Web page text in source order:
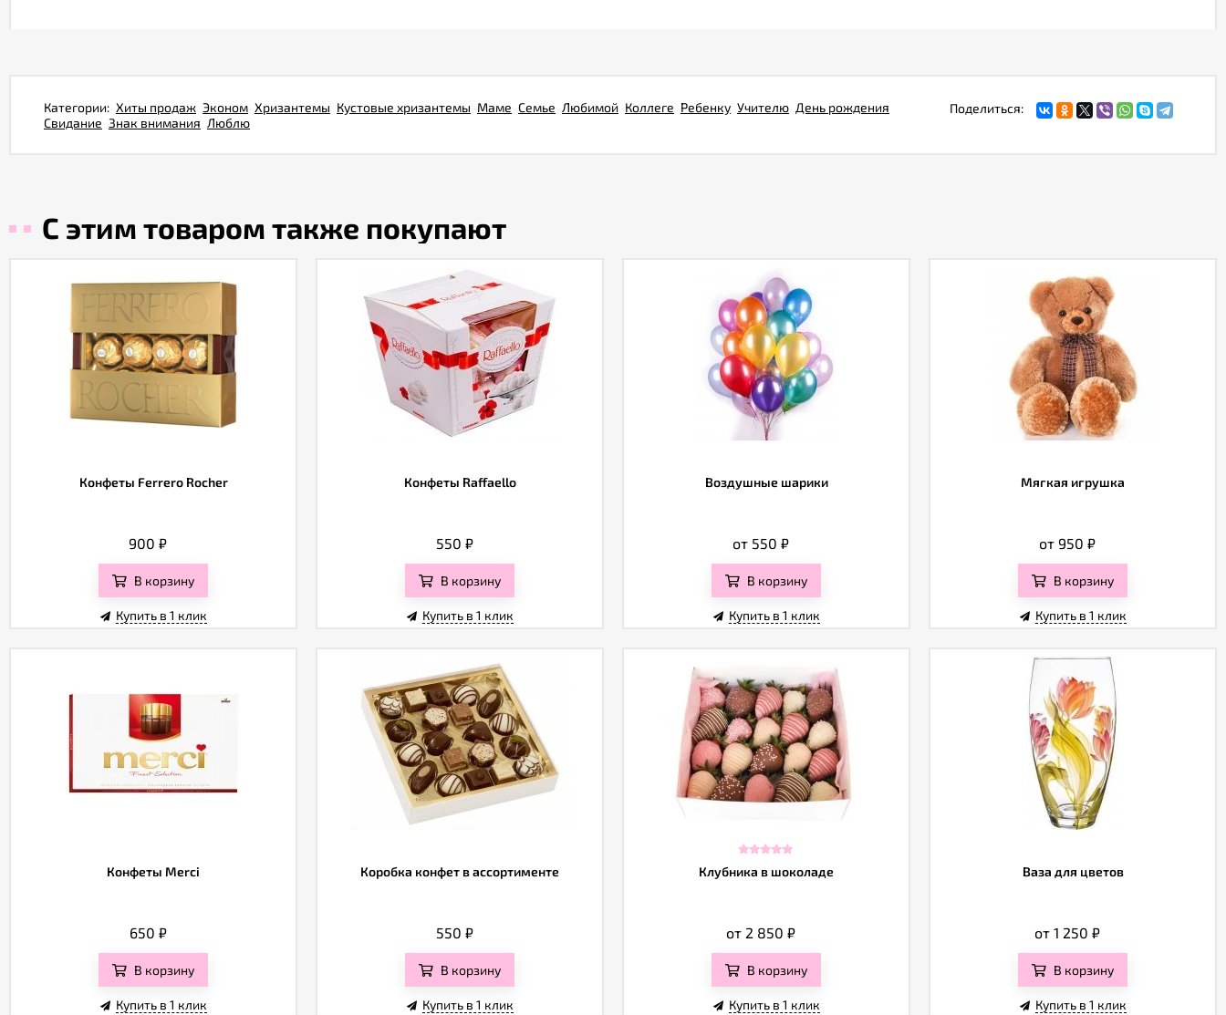
Поделиться:
Категории: Хиты продаж Эконом Хризантемы Кустовые хризантемы Маме Семье Любимой Коллеге Ребенку Учителю День рождения
Свидание Знак внимания Люблю
С этим товаром также покупают
Конфеты Ferrero Rocher
900 ₽
В корзину
Купить в 1 клик
Конфеты Raffaello
550 ₽
В корзину
Купить в 1 клик
Воздушные шарики
от 550 ₽
В корзину
Купить в 1 клик
Мягкая игрушка
от 950 ₽
В корзину
Купить в 1 клик
Конфеты Merci
650 ₽
В корзину
Купить в 1 клик
Коробка конфет в ассортименте
550 ₽
В корзину
Купить в 1 клик
Клубника в шоколаде
от 2 850 ₽
В корзину
Купить в 1 клик
Ваза для цветов
от 1 250 ₽
В корзину
Купить в 1 клик